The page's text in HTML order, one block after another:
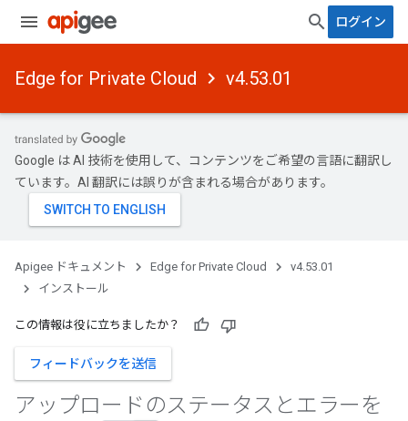
ログイン
Edge for Private Cloud v4.53.01
Google は AI 技術を使用して、コンテンツをご希望の言語に翻訳し
ています。AI 翻訳には誤りが含まれる場合があります。
Apigee ドキュメント Edge for Private Cloud
v4.53.01
インストール
この情報は役に立ちましたか？
フィードバックを送信
アップロードのステータスとエラーを